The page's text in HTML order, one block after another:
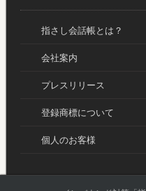
指さし会話帳とは？
会社案内
プレスリリース
登録商標について
個人のお客様